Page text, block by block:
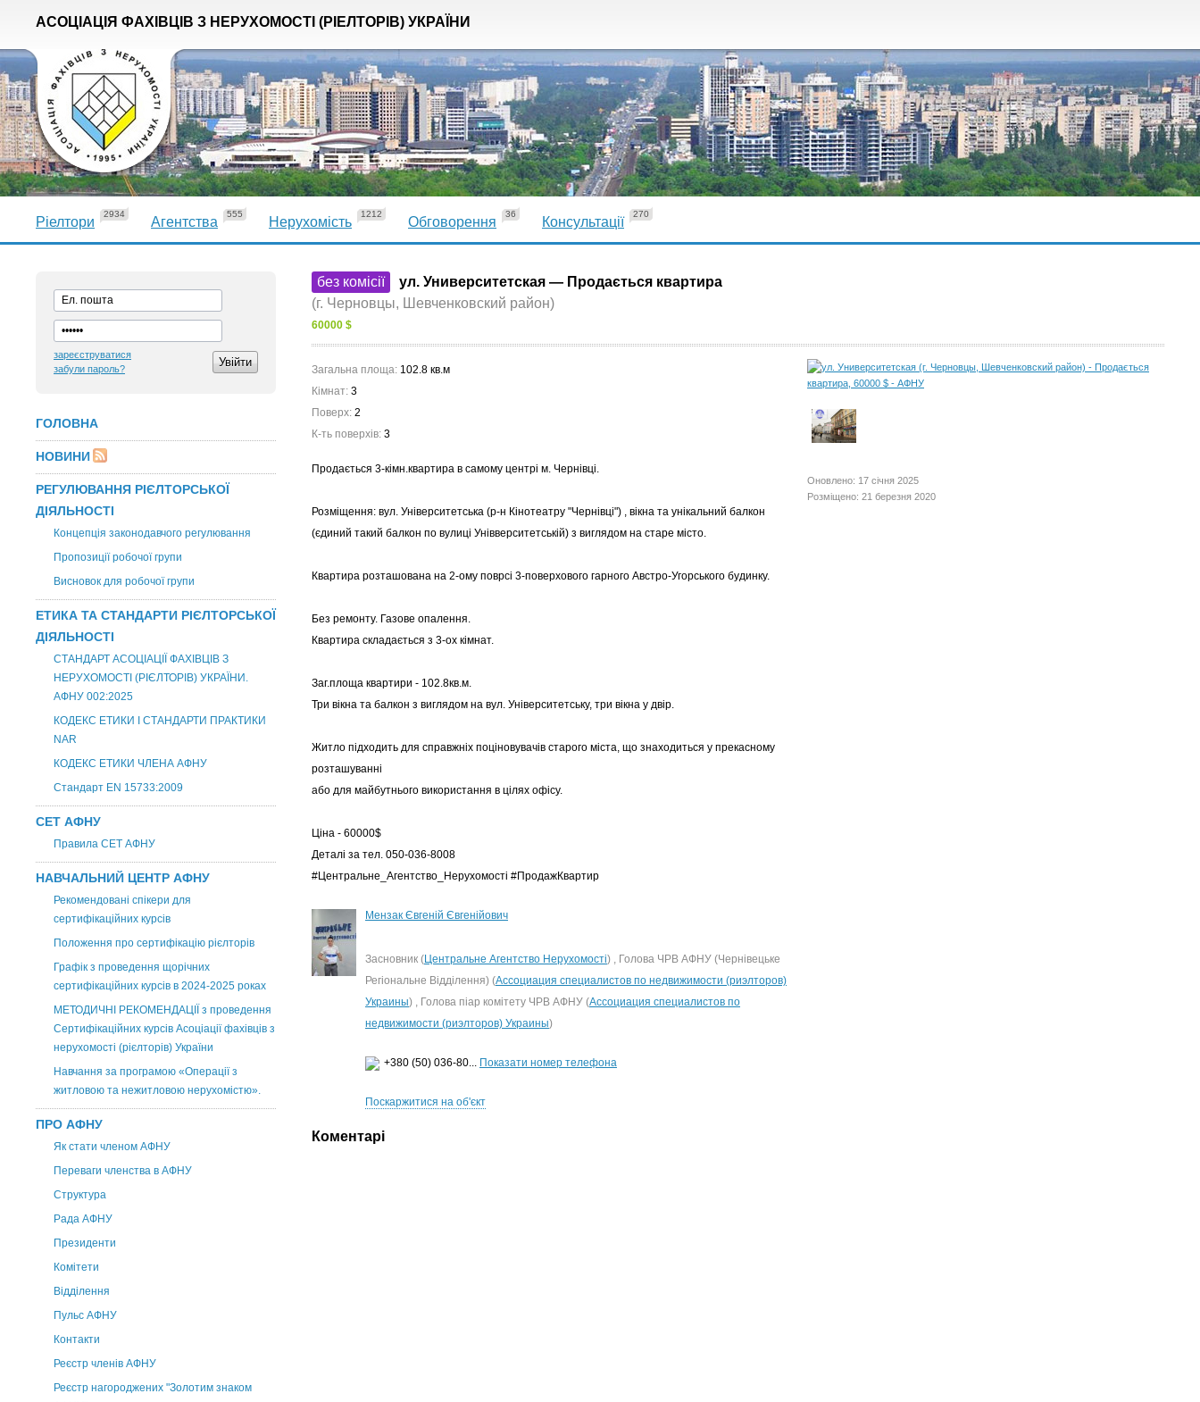
АСОЦІАЦІЯ ФАХІВЦІВ З НЕРУХОМОСТІ (РІЕЛТОРІВ) УКРАЇНИ
Ріелтори
2934
Агентства
555
Нерухомість
1212
Обговорення
36
Консультації
270
зареєструватися
забули пароль?
ГОЛОВНА
НОВИНИ
РЕГУЛЮВАННЯ РІЄЛТОРСЬКОЇ
ДІЯЛЬНОСТІ
Концепція законодавчого регулювання
Пропозиції робочої групи
Висновок для робочої групи
ЕТИКА ТА СТАНДАРТИ РІЄЛТОРСЬКОЇ
ДІЯЛЬНОСТІ
СТАНДАРТ АСОЦІАЦІЇ ФАХІВЦІВ З
НЕРУХОМОСТІ (РІЄЛТОРІВ) УКРАЇНИ.
АФНУ 002:2025
КОДЕКС ЕТИКИ І СТАНДАРТИ ПРАКТИКИ
NAR
КОДЕКС ЕТИКИ ЧЛЕНА АФНУ
Стандарт EN 15733:2009
СЕТ АФНУ
Правила СЕТ АФНУ
НАВЧАЛЬНИЙ ЦЕНТР АФНУ
Рекомендовані спікери для
сертифікаційних курсів
Положення про сертифікацію рієлторів
Графік з проведення щорічних
сертифікаційних курсів в 2024-2025 роках
МЕТОДИЧНІ РЕКОМЕНДАЦІЇ з проведення
Сертифікаційних курсів Асоціації фахівців з
нерухомості (рієлторів) України
Навчання за програмою «Операції з
житловою та нежитловою нерухомістю».
ПРО АФНУ
Як стати членом АФНУ
Переваги членства в АФНУ
Структура
Рада АФНУ
Президенти
Комітети
Відділення
Пульс АФНУ
Контакти
Реєстр членів АФНУ
Реєстр нагороджених "Золотим знаком
без комісії
ул. Университетская — Продається квартира
(г. Черновцы, Шевченковский район)
60000 $
Загальна площа: 102.8 кв.м
Кімнат: 3
Поверх: 2
К-ть поверхів: 3
Продається 3-кімн.квартира в самому центрі м. Чернівці.
Розміщення: вул. Університетська (р-н Кінотеатру "Чернівці") , вікна та унікальний балкон
(єдиний такий балкон по вулиці Унівверситетській) з виглядом на старе місто.
Квартира розташована на 2-ому поврсі 3-поверхового гарного Австро-Угорського будинку.
Без ремонту. Газове опалення.
Квартира складається з 3-ох кімнат.
Заг.площа квартири - 102.8кв.м.
Три вікна та балкон з виглядом на вул. Університетську, три вікна у двір.
Житло підходить для справжніх поціновувачів старого міста, що знаходиться у прекасному
розташуванні
або для майбутнього використання в цілях офісу.
Ціна - 60000$
Деталі за тел. 050-036-8008
#Центральне_Агентство_Нерухомості #ПродажКвартир
Мензак Євгеній Євгенійович
Засновник (Центральне Агентство Нерухомості) , Голова ЧРВ АФНУ (Чернівецьке
Регіональне Відділення) (Ассоциация специалистов по недвижимости (риэлторов)
Украины) , Голова піар комітету ЧРВ АФНУ (Ассоциация специалистов по
недвижимости (риэлторов) Украины)
+380 (50) 036-80... Показати номер телефона
Поскаржитися на об'єкт
Оновлено: 17 січня 2025
Розміщено: 21 березня 2020
Коментарі